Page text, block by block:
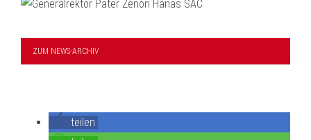
ZUM NEWS-ARCHIV
teilen